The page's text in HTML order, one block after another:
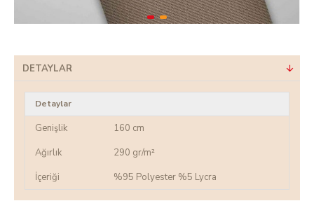
DETAYLAR
Detaylar
Genişlik
160 cm
Ağırlık
290 gr/m²
İçeriği
%95 Polyester %5 Lycra